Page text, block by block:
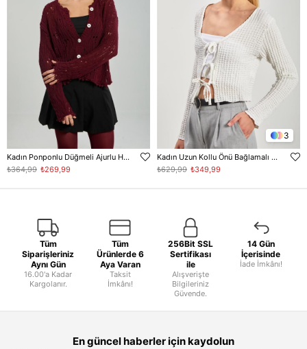
Kadın Ponponlu Düğmeli Ajurlu Hırka - Bordo
₺269,99
₺364,99
3
Kadın Uzun Kollu Önü Bağlamalı Hırka - Ekru
₺349,99
₺629,99
Tüm
Siparişleriniz
Aynı Gün
16.00'a Kadar
Kargolanır.
Tüm
Ürünlerde 6
Aya Varan
Taksit
İmkânı!
256Bit SSL
Sertifikası
ile
Alışverişte
Bilgileriniz
Güvende.
14 Gün
İçerisinde
İade İmkânı!
En güncel haberler için kaydolun